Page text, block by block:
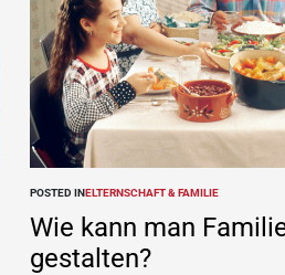
POSTED INELTERNSCHAFT & FAMILIE
Wie kann man
gestalten?